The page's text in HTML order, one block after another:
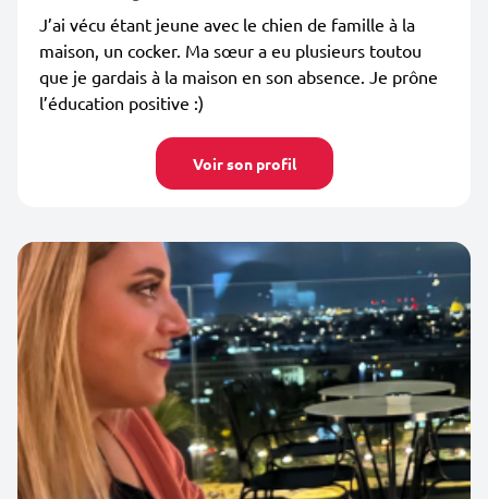
J’ai vécu étant jeune avec le chien de famille à la
maison, un cocker. Ma sœur a eu plusieurs toutou
que je gardais à la maison en son absence. Je prône
l’éducation positive :)
Voir son profil